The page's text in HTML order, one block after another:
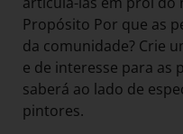
Propósito Por que as
da comunidade? Crie
e de interesse para as
saberá ao lado de
pintores.